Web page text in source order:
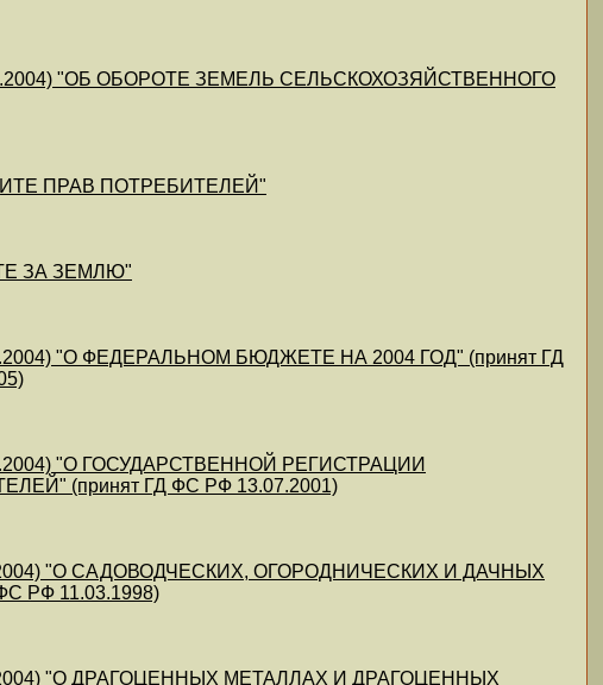
"ОБ ОБОРОТЕ ЗЕМЕЛЬ СЕЛЬСКОХОЗЯЙСТВЕННОГО
ПРАВ ПОТРЕБИТЕЛЕЙ"
ЗА ЗЕМЛЮ"
"О ФЕДЕРАЛЬНОМ БЮДЖЕТЕ НА 2004 ГОД" (принят ГД
"О ГОСУДАРСТВЕННОЙ РЕГИСТРАЦИИ
(принят ГД ФС РФ 13.07.2001)
"О САДОВОДЧЕСКИХ, ОГОРОДНИЧЕСКИХ И ДАЧНЫХ
РФ 11.03.1998)
"О ДРАГОЦЕННЫХ МЕТАЛЛАХ И ДРАГОЦЕННЫХ